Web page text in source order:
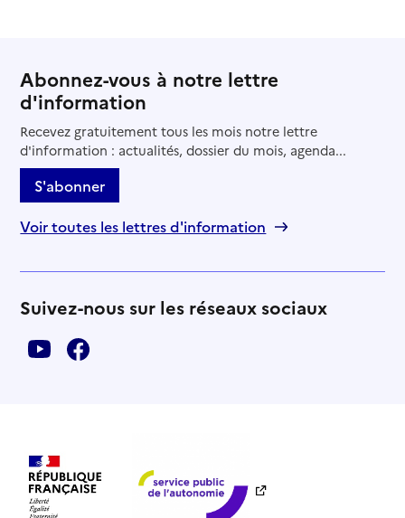
Abonnez-vous à notre lettre
d'information
Recevez gratuitement tous les mois notre lettre
d'information : actualités, dossier du mois, agenda...
S'abonner
Voir toutes les lettres d'information
Suivez-nous sur les réseaux sociaux